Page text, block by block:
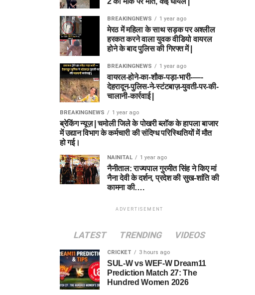
BREAKINGNEWS 1 year ago
मेरठ में महिला के साथ सड़क पर अश्लील
हरकत करने वाला युवक वीडियो वायरल
होने के बाद पुलिस की गिरफ्त में |
BREAKINGNEWS 1 year ago
वायरल-होने-का-शौक-पड़ा-भारी-—-
देहरादून-पुलिस-ने-स्टंटबाज़-युवती-पर-की-
चालानी-कार्रवाई |
BREAKINGNEWS 1 year ago
ब्रेकिंग न्यूज़ | चमोली जिले के पोखरी ब्लॉक के हापला बाजार
में उद्यान विभाग के कर्मचारी की संदिग्ध परिस्थितियों में मौत
हो गई।
NAINITAL 1 year ago
नैनीताल: राज्यपाल गुरमीत सिंह ने किए मां
नैना देवी के दर्शन, प्रदेश की सुख-शांति की
कामना की….
ADVERTISEMENT
LATEST TRENDING VIDEOS
CRICKET 3 hours ago
SUL-W vs WEF-W Dream11
Prediction Match 27: The
Hundred Women 2026